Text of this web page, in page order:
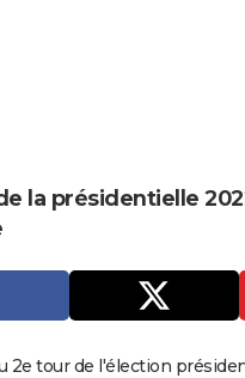
TV
la présidentielle
2e tour de l'élection